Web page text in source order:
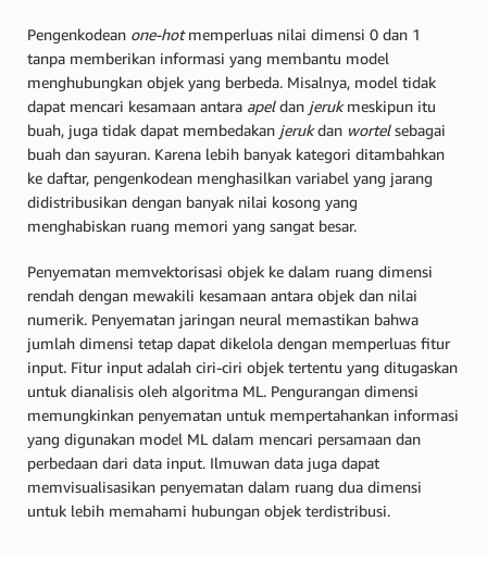
Pengenkodean one-hotmemperluas nilai dimensi 0 dan 1
tanpa memberikan informasi yang membantu model
menghubungkan objek yang berbeda. Misalnya, model tidak
dapat mencari kesamaan antara apeldan jerukmeskipun itu
buah, juga tidak dapat membedakan jerukdan wortelsebagai
buah dan sayuran. Karena lebih banyak kategori ditambahkan
ke daftar, pengenkodean menghasilkan variabel yang jarang
didistribusikan dengan banyak nilai kosong yang
menghabiskan ruang memori yang sangat besar.
Penyematan memvektorisasi objek ke dalam ruang dimensi
rendah dengan mewakili kesamaan antara objek dan nilai
numerik. Penyematan jaringan neural memastikan bahwa
jumlah dimensi tetap dapat dikelola dengan memperluas fitur
input. Fitur input adalah ciri-ciri objek tertentu yang ditugaskan
untuk dianalisis oleh algoritma ML. Pengurangan dimensi
memungkinkan penyematan untuk mempertahankan informasi
yang digunakan model ML dalam mencari persamaan dan
perbedaan dari data input. Ilmuwan data juga dapat
memvisualisasikan penyematan dalam ruang dua dimensi
untuk lebih memahami hubungan objek terdistribusi.